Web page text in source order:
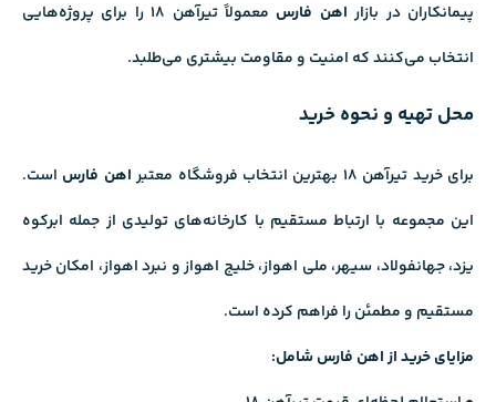
پیمانکاران در بازار اهن فارس
معمولاً تیرآهن ۱۸ را برای پروژه‌هایی
انتخاب می‌کنند که امنیت و مقاومت بیشتری می‌طلبد.
محل تهیه و نحوه خرید
برای خرید تیرآهن ۱۸ بهترین انتخاب فروشگاه معتبر اهن فارس است.
این مجموعه با ارتباط مستقیم با کارخانه‌های تولیدی از جمله ابركوه
يزد، جهانفولاد، سيهر، ملى اهواز، خليج اهواز و نبرد اهواز، امکان خرید
مستقیم و مطمئن را فراهم کرده است.
مزایای خرید از اهن فارس شامل: